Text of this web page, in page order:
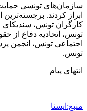
سازمان‌های تونسی
ابراز کردند.
کارگران تونس، سندیکای
تونس، اتحادیه دفاع از
اجتماعی تونس، انجمن
تونس.
انتهای پیام
منبع:ایسنا